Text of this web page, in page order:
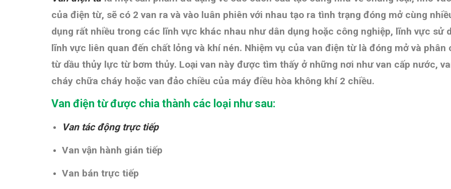
của điện từ, sẽ có 2 van ra và vào luân phiên với nhau tạo ra tình trạng đóng mở cùng
dụng rất nhiều trong các lĩnh vực khác nhau như dân dụng hoặc công nghiệp, lĩnh vực sử
lĩnh vực liên quan đến chất lỏng và khí nén. Nhiệm vụ của van điện từ là đóng mở và
từ dầu thủy lực từ bơm thủy. Loại van này được tìm thấy ở những nơi như van cấp nước,
cháy chữa cháy hoặc van đảo chiều của máy điều hòa không khí 2 chiều.
Van điện từ được chia thành các loại như sau:
Van tác động trực tiếp
Van vận hành gián tiếp
Van bán trực tiếp